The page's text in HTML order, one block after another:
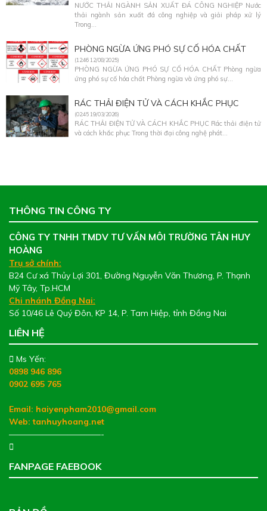
NƯỚC THẢI NGÀNH SẢN XUẤT ĐÁ CÔNG NGHIỆP Nước
thải ngành sản xuất đá công nghiệp và giải pháp xử lý
Trong...
PHÒNG NGỪA ỨNG PHÓ SỰ CỐ HÓA CHẤT
(12:46 12/08/2025)
PHÒNG NGỪA ỨNG PHÓ SỰ CỐ HÓA CHẤT Phòng ngừa
ứng phó sự cố hóa chất Phòng ngừa và ứng phó sự...
RÁC THẢI ĐIỆN TỬ VÀ CÁCH KHẮC PHỤC
(02:45 19/03/2026)
RÁC THẢI ĐIỆN TỬ VÀ CÁCH KHẮC PHỤC Rác thải điện tử
và cách khắc phục Trong thời đại công nghệ phát...
THÔNG TIN CÔNG TY
CÔNG TY TNHH TMDV TƯ VẤN MÔI TRƯỜNG TÂN HUY
HOÀNG
Trụ sở chính:
B24 Cư xá Thủy Lợi 301, Đường Nguyễn Văn Thương, P. Thạnh
Mỹ Tây, Tp.HCM
Chi nhánh Đồng Nai:
Số 10/46 Lê Quý Đôn, KP 14, P. Tam Hiệp, tỉnh Đồng Nai
LIÊN HỆ
Ms Yến:
0898 946 896
0902 695 765
Email: haiyenpham2010@gmail.com
Web:tanhuyhoang.net
———————————-
FANPAGE FAEBOOK